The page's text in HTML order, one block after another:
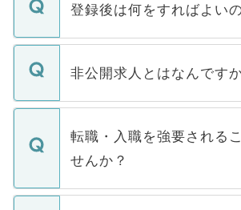
登録後は何をすればよい
ご登録いただきましたら、
登録内容を確認し、その後メ
ます。通常、5営業日以内に
いただきますので、しばらく
い。
非公開求人とはなんです
マイナビDOCTORで取り扱
うち約3割は、Webサイトか
けない「非公開求人」です。
下記の理由によって、一般に
ません。
転職・入職を強要される
せんか？
転職・入職を強要すること